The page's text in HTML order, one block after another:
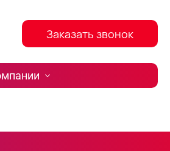
Заказать звонок